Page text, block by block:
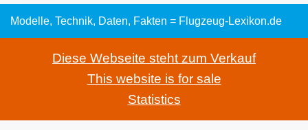
Modelle, Technik, Daten, Fakten = Flugzeug-Lexikon.de
Diese Webseite steht zum Verkauf
This website is for sale
Statistics